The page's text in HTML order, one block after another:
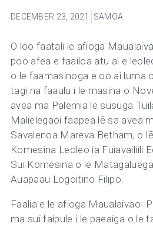
DECEMBER 23, 2021 SAMOA
O loo faatali le afioga
poo afea e faailoa atu ai e
o le faamasinoga e oo ai luma
tagi na faaulu i le masina o
avea ma Palemia le susuga
Malielegaoi faapea lē sa avea
Savalenoa Mareva Betham, o
Komesina Leoleo ia Fuiavailiili
Sui Komesina o le
Auapaau Logoitino Filipo.
Faalia e le afioga Maualaivao
ma sui faipule i le paeaiga o le